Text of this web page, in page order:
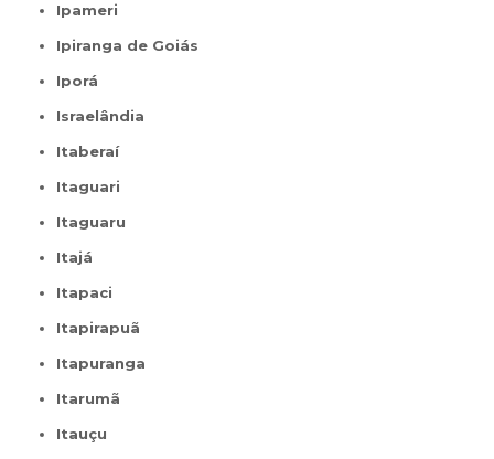
Ipameri
Ipiranga de Goiás
Iporá
Israelândia
Itaberaí
Itaguari
Itaguaru
Itajá
Itapaci
Itapirapuã
Itapuranga
Itarumã
Itauçu